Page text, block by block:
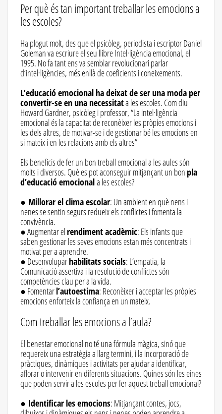
Per què és tan important treballar les emocions a
les escoles?
Ha plogut molt, des que el psicòleg, periodista i escriptor Daniel
Goleman va escriure el seu llibre Intel·ligència emocional, el
1995. No fa tant ens va semblar revolucionari parlar
d’intel·ligències, més enllà de coeficients i coneixements.
L’educació emocional ha deixat de ser una moda per
convertir-se en una necessitata les escoles. Com diu
Howard Gardner, psicòleg i professor, “La intel·ligència
emocional és la capacitat de reconèixer les pròpies emocions i
les dels altres, de motivar-se i de gestionar bé les emocions en
si mateix i en les relacions amb els altres”
Els beneficis de fer un bon treball emocional a les aules són
molts i diversos. Què es pot aconseguir mitjançant un bon pla
d’educació emocionala les escoles?
● Millorar el clima escolar: Un ambient en què nens i
nenes se sentin segurs redueix els conflictes i fomenta la
convivència.
● Augmentar elrendiment acadèmic: Els infants que
saben gestionar les seves emocions estan més concentrats i
motivat per a aprendre.
● Desenvoluparhabilitats socials: L’empatia, la
Comunicació assertiva i la resolució de conflictes són
competències clau per a la vida.
● Fomentarl’autoestima: Reconèixer i acceptar les pròpies
emocions enforteix la confiança en un mateix.
Com treballar les emocions a l’aula?
El benestar emocional no té una fórmula màgica, sinó que
requereix una estratègia a llarg termini, i la incorporació de
pràctiques, dinàmiques i activitats per ajudar a identificar,
aflorar o intervenir en diferents situacions. Quines són les eines
que poden servir a les escoles per fer aquest treball emocional?
● Identificar les emocions: Mitjançant contes, jocs,